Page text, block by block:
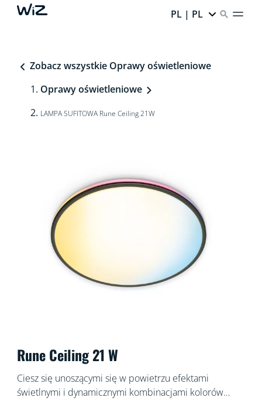
PL | PL
Zobacz wszystkie Oprawy oświetleniowe
Oprawy oświetleniowe
LAMPA SUFITOWA Rune Ceiling 21W
Rune Ceiling 21 W
Ciesz się unoszącymi się w powietrzu efektami
świetlnymi i dynamicznymi kombinacjami kolorów